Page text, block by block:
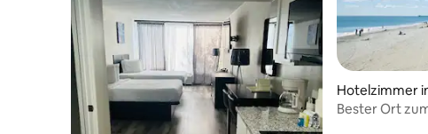
Hotelzimmer
Bester Ort